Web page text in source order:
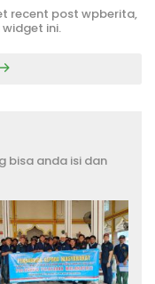
recent post wpberita,
ini.
bisa anda isi dan